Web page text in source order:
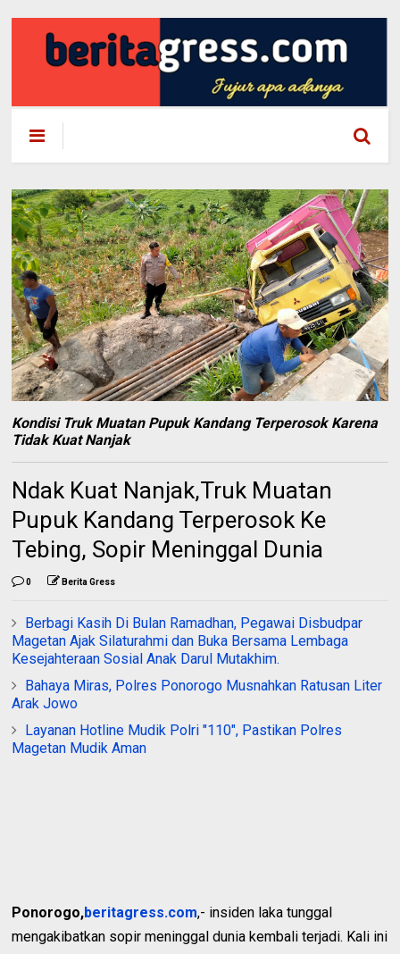
Kondisi Truk Muatan Pupuk Kandang Terperosok Karena
Tidak Kuat Nanjak
Ndak Kuat Nanjak,Truk Muatan
Pupuk Kandang Terperosok Ke
Tebing, Sopir Meninggal Dunia
0 Berita Gress
Berbagi Kasih Di Bulan Ramadhan, Pegawai Disbudpar
Magetan Ajak Silaturahmi dan Buka Bersama Lembaga
Kesejahteraan Sosial Anak Darul Mutakhim.
Bahaya Miras, Polres Ponorogo Musnahkan Ratusan Liter
Arak Jowo
Layanan Hotline Mudik Polri "110", Pastikan Polres
Magetan Mudik Aman
Ponorogo,beritagress.com,- insiden laka tunggal
mengakibatkan sopir meninggal dunia kembali terjadi. Kali ini